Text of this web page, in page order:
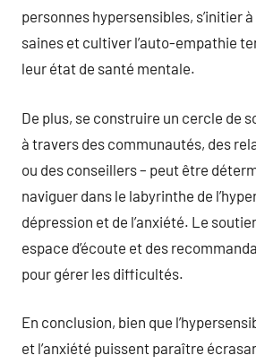
personnes hypersensibles, s’initier
saines et cultiver l’auto-empathie
leur état de santé mentale.
De plus, se construire un cercle de
à travers des communautés, des
ou des conseillers – peut être
naviguer dans le labyrinthe de
dépression et de l’anxiété. Le
espace d’écoute et des
pour gérer les difficultés.
En conclusion, bien que
et l’anxiété puissent paraître